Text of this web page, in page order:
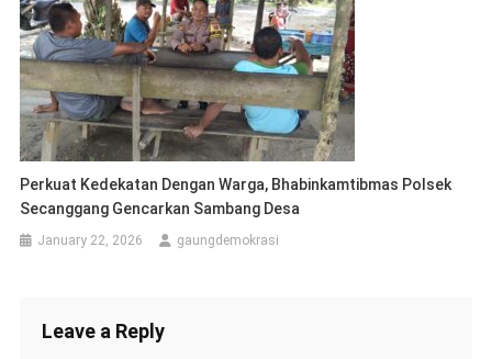
Perkuat Kedekatan Dengan Warga, Bhabinkamtibmas Polsek
Secanggang Gencarkan Sambang Desa
January 22, 2026 gaungdemokrasi
Leave a Reply